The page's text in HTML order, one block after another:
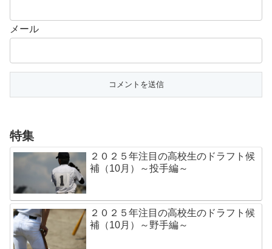
メール
特集
２０２５年注目の高校生のドラフト候
補（10月）～投手編～
２０２５年注目の高校生のドラフト候
補（10月）～野手編～